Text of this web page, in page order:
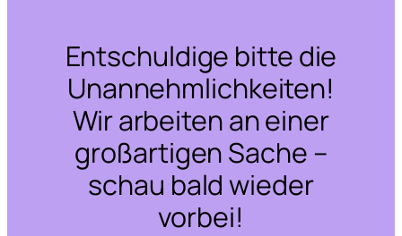
Entschuldige bitte die
Unannehmlichkeiten!
Wir arbeiten an einer
großartigen Sache –
schau bald wieder
vorbei!